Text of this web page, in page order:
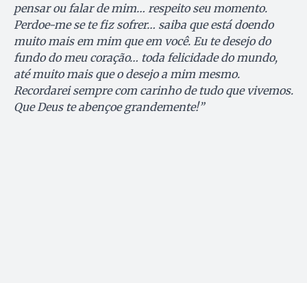
pensar ou falar de mim… respeito seu momento.
Perdoe-me se te fiz sofrer… saiba que está doendo
muito mais em mim que em você. Eu te desejo do
fundo do meu coração… toda felicidade do mundo,
até muito mais que o desejo a mim mesmo.
Recordarei sempre com carinho de tudo que vivemos.
Que Deus te abençoe grandemente!”